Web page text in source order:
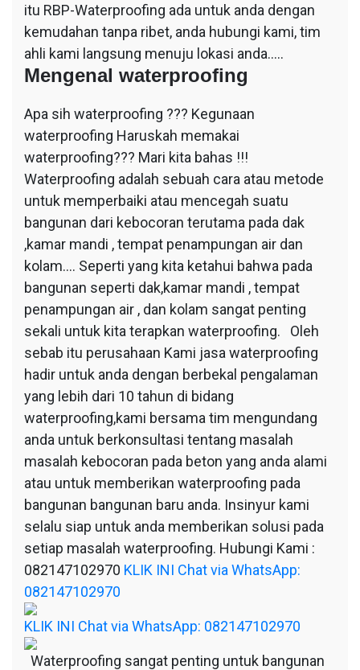
itu RBP-Waterproofing ada untuk anda dengan
kemudahan tanpa ribet, anda hubungi kami, tim
ahli kami langsung menuju lokasi anda…..
Mengenal waterproofing
Apa sih waterproofing ??? Kegunaan
waterproofing Haruskah memakai
waterproofing??? Mari kita bahas !!!
Waterproofing adalah sebuah cara atau metode
untuk memperbaiki atau mencegah suatu
bangunan dari kebocoran terutama pada dak
,kamar mandi , tempat penampungan air dan
kolam…. Seperti yang kita ketahui bahwa pada
bangunan seperti dak,kamar mandi , tempat
penampungan air , dan kolam sangat penting
sekali untuk kita terapkan waterproofing. Oleh
sebab itu perusahaan Kami jasa waterproofing
hadir untuk anda dengan berbekal pengalaman
yang lebih dari 10 tahun di bidang
waterproofing,kami bersama tim mengundang
anda untuk berkonsultasi tentang masalah
masalah kebocoran pada beton yang anda alami
atau untuk memberikan waterproofing pada
bangunan bangunan baru anda. Insinyur kami
selalu siap untuk anda memberikan solusi pada
setiap masalah waterproofing. Hubungi Kami :
082147102970 KLIK INI Chat via WhatsApp:
082147102970
KLIK INI Chat via WhatsApp: 082147102970
Waterproofing sangat penting untuk bangunan